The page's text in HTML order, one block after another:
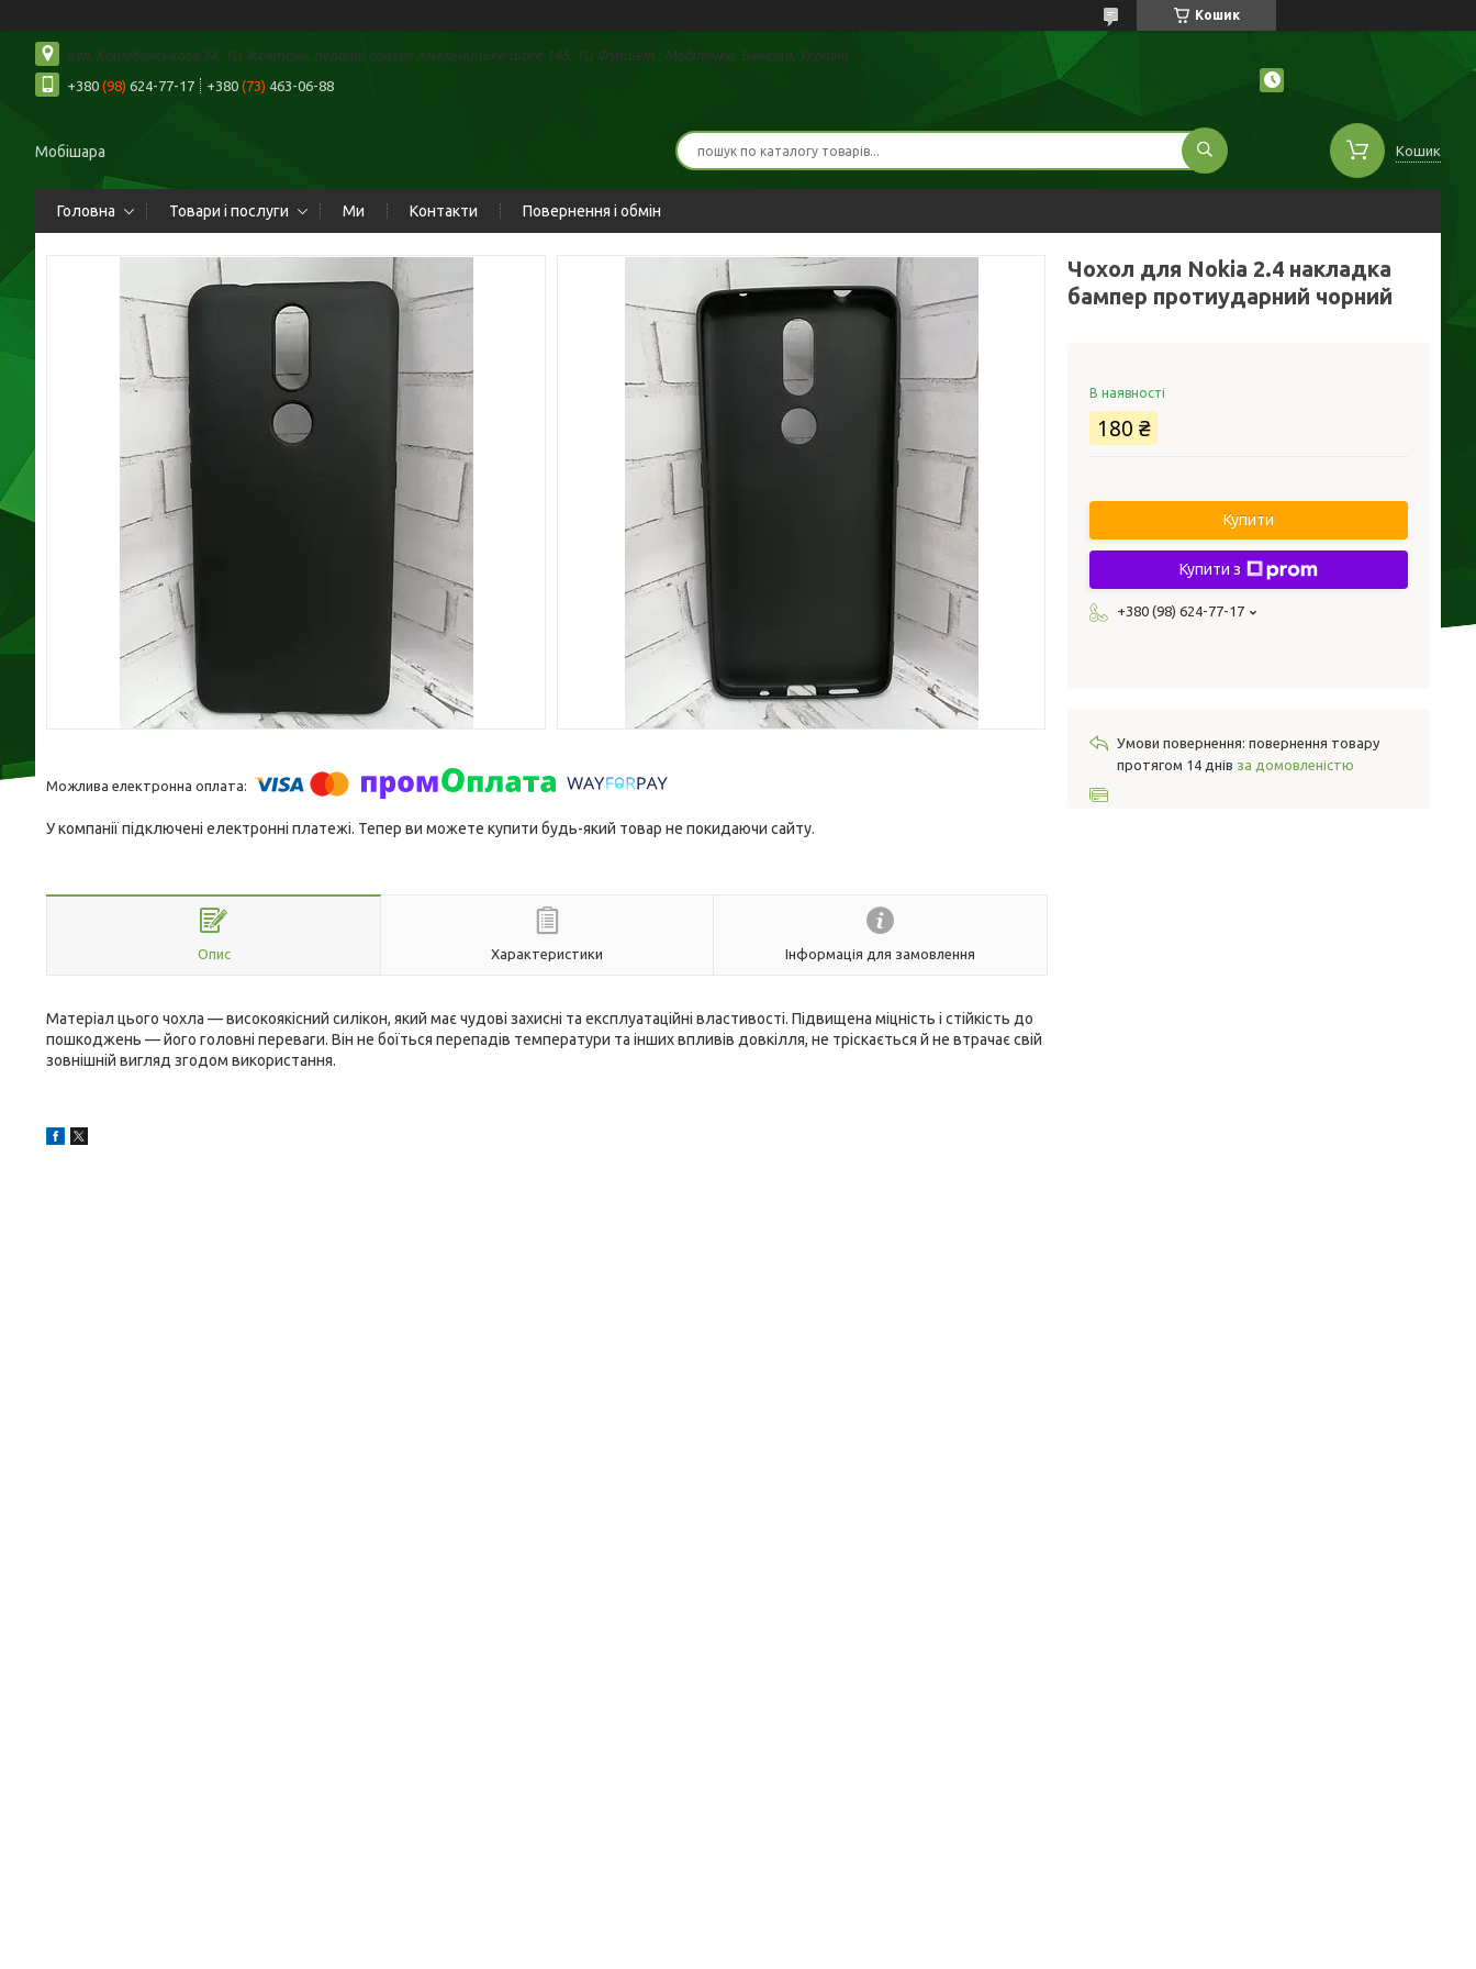
Кошик
вул. Коцюбинського 34, ТЦ Жовтень, перший поверх Хмельницьке шосе 145, ТЦ Фуршет , Мобілочка, Вінниця, Україна
+380 (98) 624-77-17 +380 (73) 463-06-88
Мобішара Кошик
Головна Товари і послуги Ми Контакти Повернення і обмін
У компанії підключені електронні платежі. Тепер ви можете купити будь-який товар не покидаючи сайту.
Опис Характеристики Інформація для замовлення
Матеріал цього чохла — високоякісний силікон, який має чудові захисні та експлуатаційні властивості. Підвищена міцність і стійкість до
пошкоджень — його головні переваги. Він не боїться перепадів температури та інших впливів довкілля, не тріскається й не втрачає свій
зовнішній вигляд згодом використання.
Чохол для Nokia 2.4 накладка
бампер протиударний чорний
В наявності
180 ₴
Купити
Купити з
+380 (98) 624-77-17
повернення товару
протягом 14 днів за домовленістю